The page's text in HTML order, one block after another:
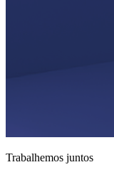
Trabalhemos juntos